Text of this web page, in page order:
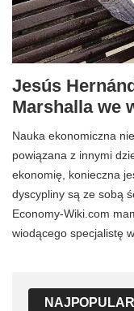
Jesús
Marshalla we
Nauka ekonomiczna
powiązana z innymi
ekonomię, konieczna
dyscypliny są ze sobą
Economy-Wiki.com
wiodącego specjalistę